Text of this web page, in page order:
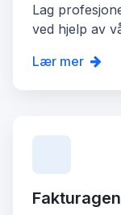
Lag
ved hjelp av
Lær mer